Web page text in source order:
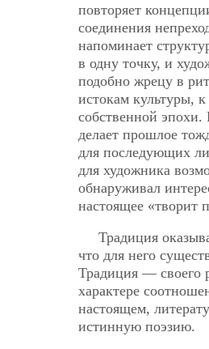
повторяет
соединения
напоминает
в одну точку, и
подобно жрецу в
истокам культуры,
собственной эпохи.
делает прошлое
для последующих
для художника
обнаруживал
настоящее «творит
Традиция
что для него
Традиция — своего
характере
настоящем,
истинную поэзию.